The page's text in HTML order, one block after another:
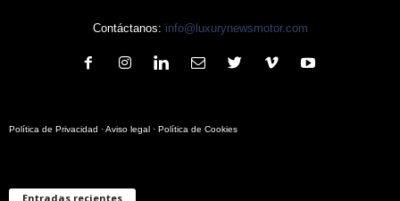
Contáctanos: info@luxurynewsmotor.com
Política de Privacidad ·Aviso legal · Política de Cookies
Entradas recientes